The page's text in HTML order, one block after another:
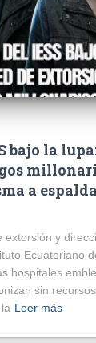
bajo la
a
extorsión y
Ecuatoriano
hospitales
sin
Leer más